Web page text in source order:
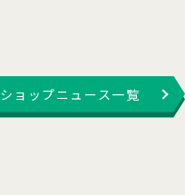
ショップニュース一覧